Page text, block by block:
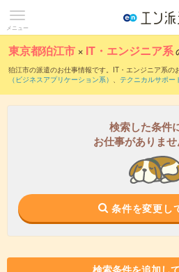
メニュー
東京都狛江市 × IT・エンジニア系
狛江市の派遣のお仕事情報です。IT・エンジニア系の
（ビジネスアプリケーション系） 、 テクニカルサポー
検索した条件
お仕事がありま
条件を変更し
検索条件を追加し